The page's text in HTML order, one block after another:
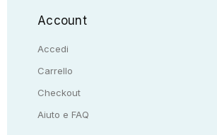
Account
Accedi
Carrello
Checkout
Aiuto e FAQ